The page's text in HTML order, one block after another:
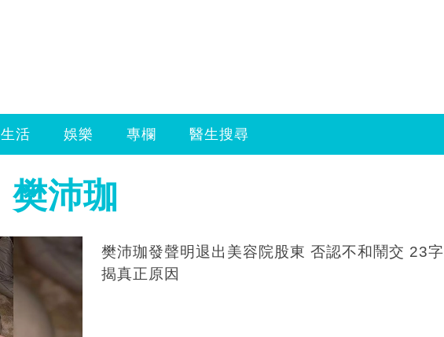
生活 娛樂 專欄 醫生搜尋
樊沛珈
樊沛珈發聲明退出美容院股東 否認不和鬧交 23字
揭真正原因